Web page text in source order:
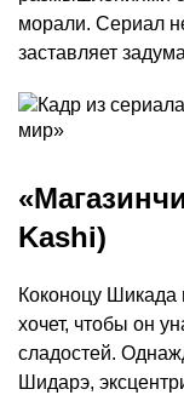
морали. Сериал
заставляет
Kashi)
Коконоцу Шикада
хочет, чтобы он
сладостей.
Шидарэ,